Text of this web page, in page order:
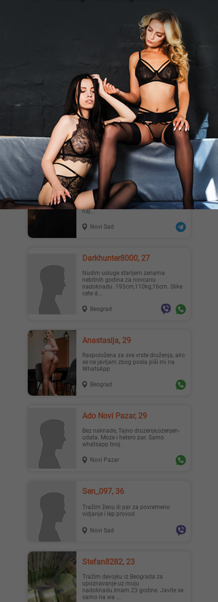
Bačka Palanka
Za Dame I Parove, 33
Zovem se Adonis i nudim nezaboravna,
pažljiva i diskretna druženja isključivo
za dame koje žele p...
Novi Sad
Batistuta, 25
Diskretan, normalan lik, tražim
opuštenu kombinaciju bez
komplikacija. Diskrecija obostrana i
naj...
Novi Sad
Darkhunter8000, 27
Nudim usluge starijem zenama
nebitnih godina za novcanu
nadoknadu. 193cm,110kg,16cm. Slike
cete d...
Beograd
Anastasija, 29
Raspoložena za sve vrste druženja, ako
se ne javljam zbog posla piši mi na
WhatsApp
Beograd
Ado Novi Pazar, 29
Bez naknade, Tajno druzenje,ozenjen-
udata. Moze i hetero par. Samo
whatsapp broj.
Novi Pazar
Sen_097, 36
Tražim ženu ili par za povremeno
vidjanje i lep provod
Novi Sad
Stefan8282, 23
Tražim devojku iz Beograda za
upoznavanje uz moju
nadoknadu.Imam 23 godine. Javite se
samo na wa ...